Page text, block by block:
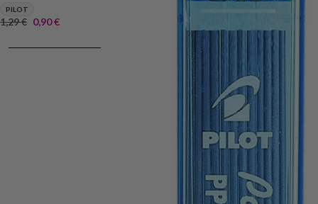
PILOT
1,29€ 0,90€